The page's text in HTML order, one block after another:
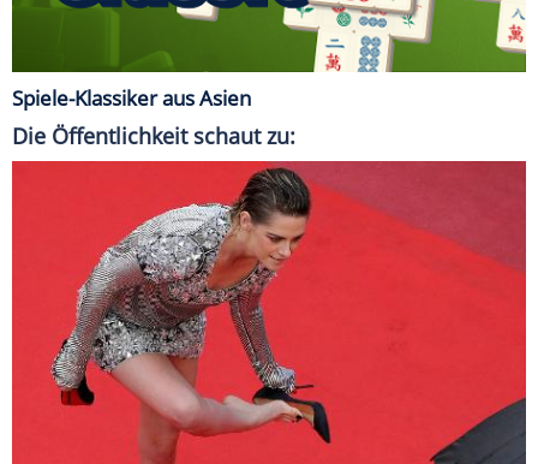
Spiele-Klassiker aus Asien
Die Öffentlichkeit schaut zu: